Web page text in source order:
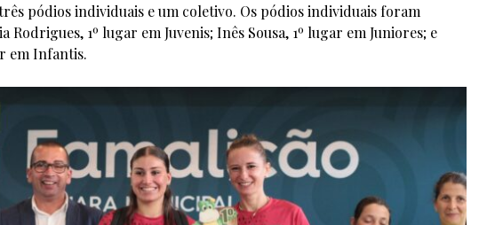
pódios individuais e um coletivo. Os pódios individuais foram
1º lugar em Juvenis; Inês Sousa, 1º lugar em Juniores; e
em Infantis.